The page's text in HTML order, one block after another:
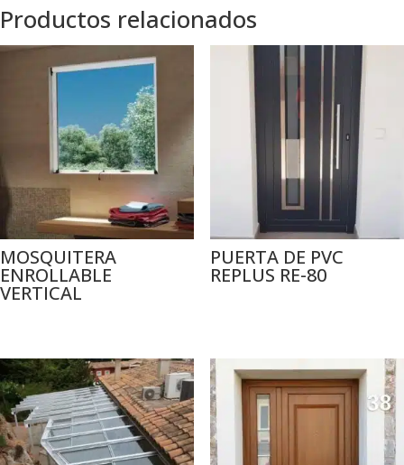
Productos relacionados
MOSQUITERA
ENROLLABLE
VERTICAL
PUERTA DE PVC
REPLUS RE-80